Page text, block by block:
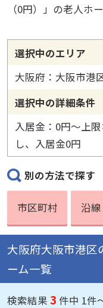
（0円）」の老人ホ
選択中のエリア
大阪府：大阪市港
選択中の詳細条件
入居金：0円〜上
し、入居金0円
別の方法で探す
市区町村 沿
大阪府大阪市港区
ーム一覧
検索結果 3 件中 1件